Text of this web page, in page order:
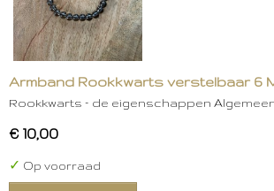
Armband Rookkwarts verstelbaar 6
Rookkwarts – de eigenschappen
€ 10,00
✓ Op voorraad